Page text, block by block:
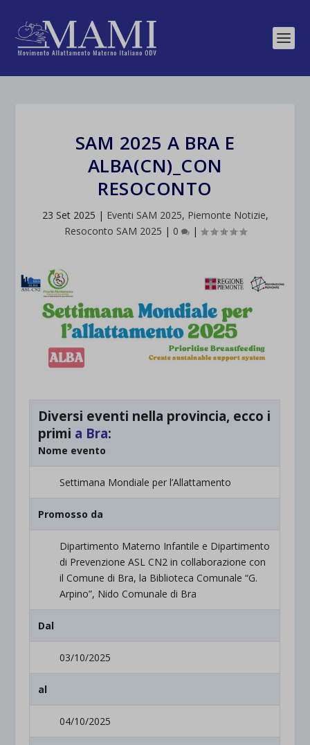
SAM 2025 A BRA E
ALBA(CN)_CON
RESOCONTO
23 Set 2025 | Eventi SAM 2025, Piemonte Notizie,
Resoconto SAM 2025 | 0 |
Diversi eventi nella provincia, ecco i
primi a Bra:
Nome evento
Settimana Mondiale per l’Allattamento
Promosso da
Dipartimento Materno Infantile e Dipartimento
di Prevenzione ASL CN2 in collaborazione con
il Comune di Bra, la Biblioteca Comunale “G.
Arpino”, Nido Comunale di Bra
Dal
03/10/2025
al
04/10/2025